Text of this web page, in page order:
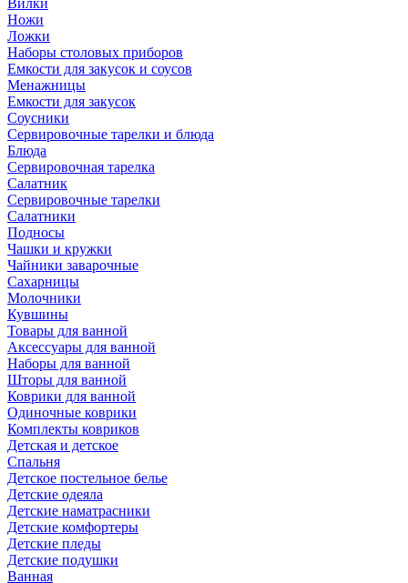
Вилки
Ножи
Ложки
Наборы столовых приборов
Емкости для закусок и соусов
Менажницы
Емкости для закусок
Соусники
Сервировочные тарелки и блюда
Блюда
Сервировочная тарелка
Салатник
Сервировочные тарелки
Салатники
Подносы
Чашки и кружки
Чайники заварочные
Сахарницы
Молочники
Кувшины
Товары для ванной
Аксессуары для ванной
Наборы для ванной
Шторы для ванной
Коврики для ванной
Одиночные коврики
Комплекты ковриков
Детская и детское
Спальня
Детское постельное белье
Детские одеяла
Детские наматрасники
Детские комфортеры
Детские пледы
Детские подушки
Ванная